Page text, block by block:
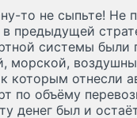
то не сыпьте! Не
предыдущей
системы были
морской,
которым отнесли
по объёму
денег был и